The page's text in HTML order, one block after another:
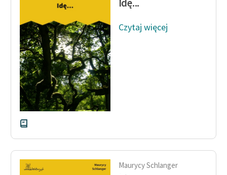
feministycznej
Ręce pełne poezji
Kolekcje edukacyjne
twórców przechodzących
do domeny publicznej,
lektur szkolnych oraz
Starego Testamentu
Odkurzamy bohaterów
Szkoła Poezji Wolnych
Lektur
Idę...
Czytaj więcej
Maurycy Schlanger